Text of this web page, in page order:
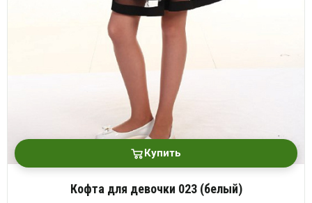
Купить
Кофта для девочки 023 (белый)